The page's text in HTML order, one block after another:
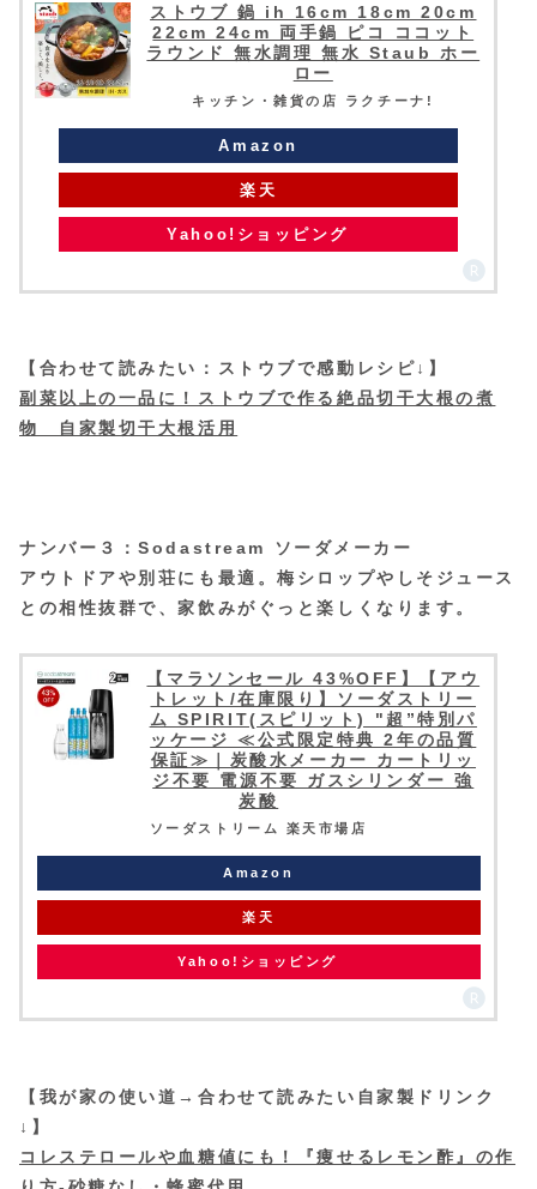
ストウブ 鍋 ih 16cm 18cm 20cm
22cm 24cm 両手鍋 ピコ ココット
ラウンド 無水調理 無水 Staub ホー
ロー
キッチン・雑貨の店 ラクチーナ!
Amazon
楽天
Yahoo!ショッピング
【合わせて読みたい：ストウブで感動レシピ↓】
副菜以上の一品に！ストウブで作る絶品切干大根の煮
物 自家製切干大根活用
ナンバー３：Sodastream ソーダメーカー
アウトドアや別荘にも最適。梅シロップやしそジュース
との相性抜群で、家飲みがぐっと楽しくなります。
【マラソンセール 43%OFF】【アウ
トレット/在庫限り】ソーダストリー
ム SPIRIT(スピリット) "超”特別パ
ッケージ ≪公式限定特典 2年の品質
保証≫｜炭酸水メーカー カートリッ
ジ不要 電源不要 ガスシリンダー 強
炭酸
ソーダストリーム 楽天市場店
Amazon
楽天
Yahoo!ショッピング
【我が家の使い道→合わせて読みたい自家製ドリンク
↓】
コレステロールや血糖値にも！『痩せるレモン酢』の作